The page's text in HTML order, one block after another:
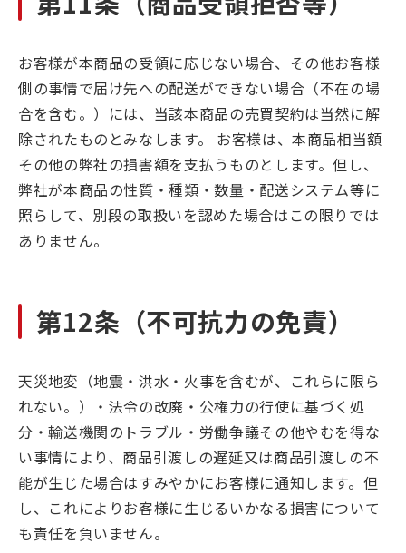
お客様が本商品の受領に応じない場合、その他お客様
側の事情で届け先への配送ができない場合（不在の場
合を含む。）には、当該本商品の売買契約は当然に解
除されたものとみなします。 お客様は、本商品相当額
その他の弊社の損害額を支払うものとします。但し、
弊社が本商品の性質・種類・数量・配送システム等に
照らして、別段の取扱いを認めた場合はこの限りでは
ありません。
第12条（不可抗力の免責）
天災地変（地震・洪水・火事を含むが、これらに限ら
れない。）・法令の改廃・公権力の行使に基づく処
分・輸送機関のトラブル・労働争議その他やむを得な
い事情により、商品引渡しの遅延又は商品引渡しの不
能が生じた場合はすみやかにお客様に通知します。但
し、これによりお客様に生じるいかなる損害について
も責任を負いません。